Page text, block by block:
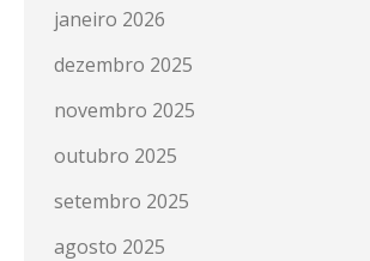
janeiro 2026
dezembro 2025
novembro 2025
outubro 2025
setembro 2025
agosto 2025